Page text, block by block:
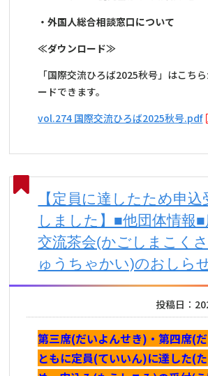
・外国人総合相談窓口について
≪ダウンロード≫
「国際交流ひろば2025秋号」はこち
ードできます。
vol.274 国際交流ひろば2025秋号.pdf
【定員に達したため申込
しました】■他団体情報
交流茶会(かごしまこく
ゅうちゃかい)のおしら
投稿日：
第三席(だいよんせき)・第四席(
ともに定員(ていいん)に達した(